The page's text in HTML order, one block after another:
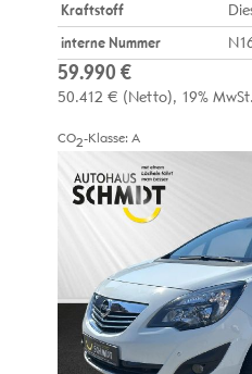
Kraftstoff
interne Nummer
59.990 €
50.412 € (Netto) 19% MwSt.
CO2-Klasse: A